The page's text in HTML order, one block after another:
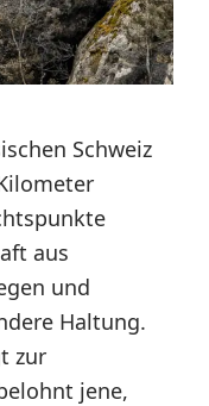
Schweiz
aus
und
Haltung.
zur
jene,